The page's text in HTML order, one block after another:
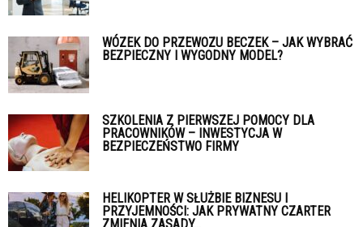
WÓZEK DO PRZEWOZU BECZEK – JAK WYBRAĆ
BEZPIECZNY I WYGODNY MODEL?
SZKOLENIA Z PIERWSZEJ POMOCY DLA
PRACOWNIKÓW – INWESTYCJA W
BEZPIECZEŃSTWO FIRMY
HELIKOPTER W SŁUŻBIE BIZNESU I
PRZYJEMNOŚCI: JAK PRYWATNY CZARTER